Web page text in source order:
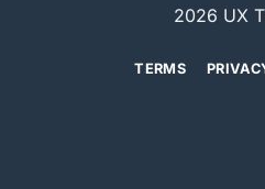
2026 UX
TERMS